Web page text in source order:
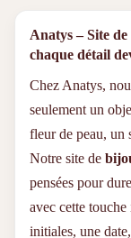
Anatys – Site
chaque détail
Chez Anatys,
seulement un
fleur de peau, un
Notre site de
pensées pour
avec cette
initiales, une